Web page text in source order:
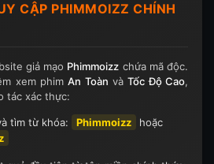
CẬP PHIMMOIZZ CHÍNH
giả mạo Phimmoizz chứa mã độc.
xem phimAn Toàn vàTốc Độ Cao,
tác xác thực:
tìm từ khóa: Phimmoizz
hoặc